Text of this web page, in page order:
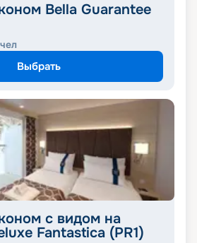
Bella Guarantee
Выбрать
с видом на
Fantastica (PR1)